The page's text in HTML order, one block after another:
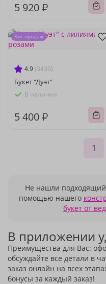
5 920 ₽
4.9 (3439)
Букет "Дуэт"
В наличии
5 400 ₽
Хит продаж
1
Не нашли подходящий
помощью нашего
букет от
В приложении
Преимущества для Вас:
обсуждайте все детали в
заказ онлайн на всех
бонусы за каждый заказ!